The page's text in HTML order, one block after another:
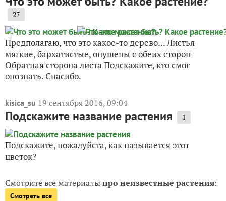
27
Предполагаю, что это какое-то дерево... Листья
мягкие, бархатистые, опушены с обеих сторон
Обратная сторона листа Подскажите, кто смог
опознать. Спасибо.
kisica_su 19 сентября 2016, 09:04
Подскажите название растения 1
Подскажите, пожалуйста, как называется этот
цветок?
Смотрите все материалыпро неизвестные растения:
Смотреть все